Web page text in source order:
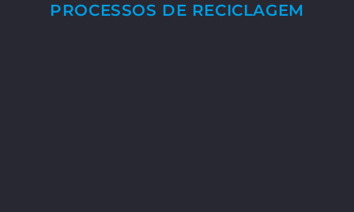
PROCESSOS DE RECICLAGEM